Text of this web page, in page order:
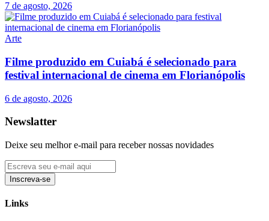
7 de agosto, 2026
Arte
Filme produzido em Cuiabá é selecionado para
festival internacional de cinema em Florianópolis
6 de agosto, 2026
Newslatter
Deixe seu melhor e-mail para receber nossas novidades
Inscreva-se
Links